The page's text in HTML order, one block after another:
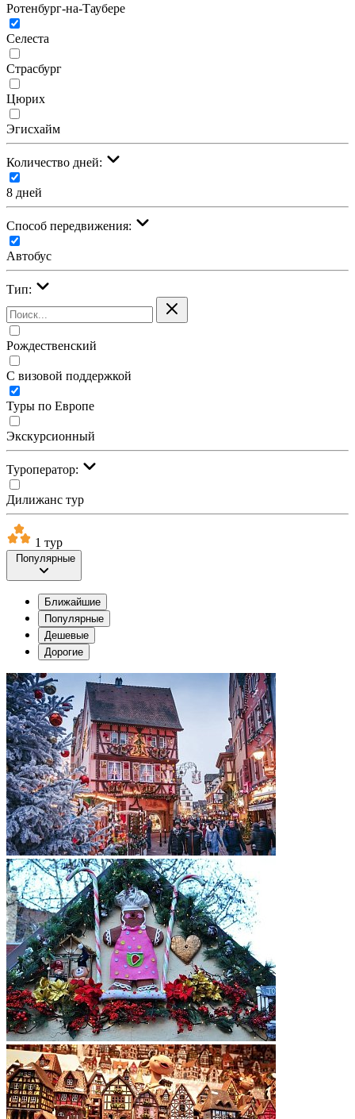
Ротенбург-на-Таубере
Селеста
Страсбург
Цюрих
Эгисхайм
Количество дней:
8 дней
Cпособ передвижения:
Автобус
Тип:
Рождественский
С визовой поддержкой
Туры по Европе
Экскурсионный
Туроператор:
Дилижанс тур
1 тур
Популярные
Ближайшие
Популярные
Дешевые
Дорогие